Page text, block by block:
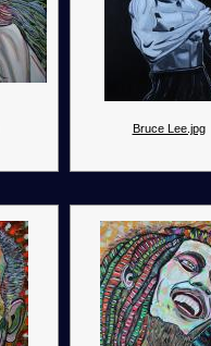
Bruce Lee.jpg